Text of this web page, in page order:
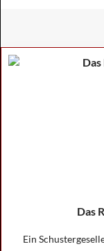
Das
Ein